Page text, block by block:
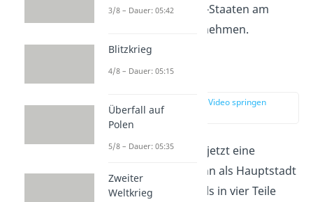
verbotden Ostblock-Staaten am
teilzunehmen.
Berlin Blockade
zur Stelle im Video springen
(02:28)
Zudem spielte Berlin jetzt eine
besondere Rolle. Denn als Hauptstadt
wurde Berlin ebenfalls in vier Teile
3/8 – Dauer: 05:42
Blitzkrieg
4/8 – Dauer: 05:15
Überfall auf
Polen
5/8 – Dauer: 05:35
Zweiter
Weltkrieg